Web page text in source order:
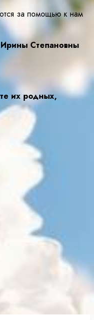
за помощью к нам
Степановны
их родных,